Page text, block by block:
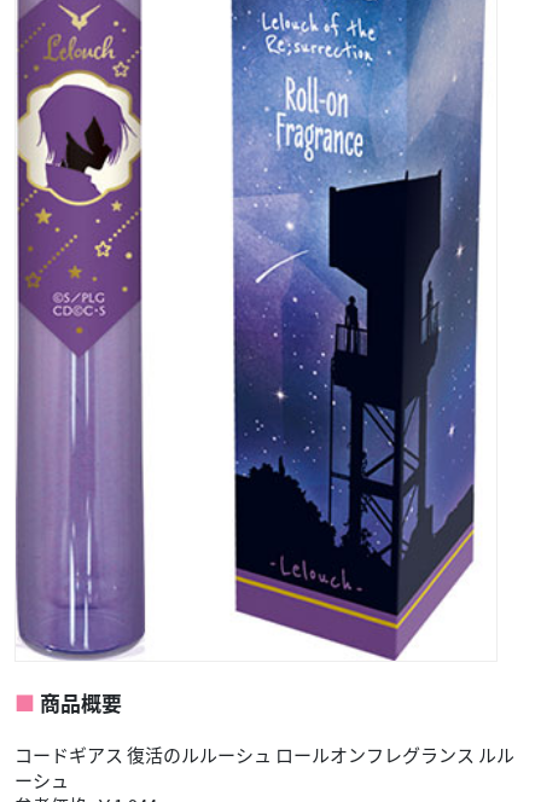
商品概要
コードギアス 復活のルルーシュ ロールオンフレグランス ルル
ーシュ